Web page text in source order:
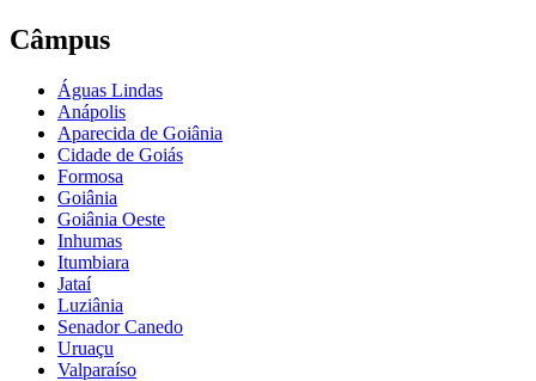
Câmpus
Águas Lindas
Anápolis
Aparecida de Goiânia
Cidade de Goiás
Formosa
Goiânia
Goiânia Oeste
Inhumas
Itumbiara
Jataí
Luziânia
Senador Canedo
Uruaçu
Valparaíso